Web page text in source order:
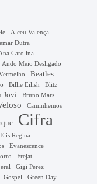
Alceu Valença
Dutra
Carolina
Ando Meio Desligado
Beatles
Billie Eilish
Blitz
Jovi Bruno Mars
Caminhemos
Cifra
Elis Regina
Evanescence
Frejat
Gigi Perez
Gospel Green Day